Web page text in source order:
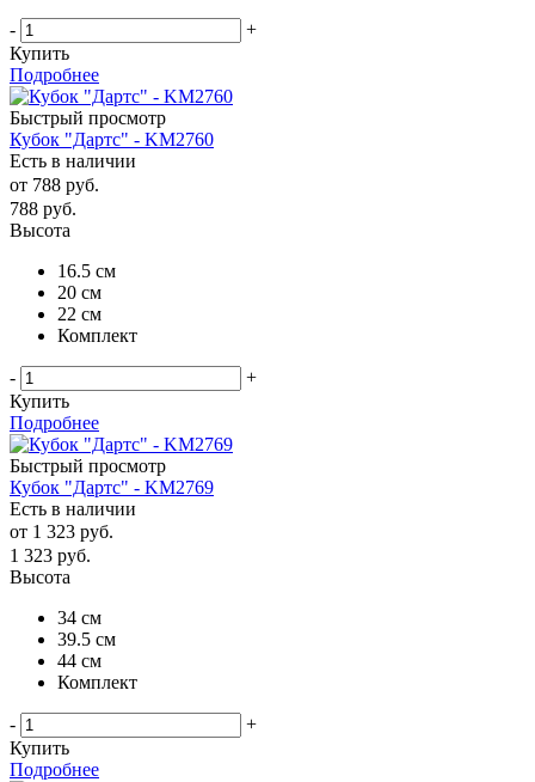
-
+
Купить
Подробнее
Быстрый просмотр
Кубок "Дартс" - KM2760
Есть в наличии
от 788 руб.
788 руб.
Высота
16.5 см
20 см
22 см
Комплект
-
+
Купить
Подробнее
Быстрый просмотр
Кубок "Дартс" - KM2769
Есть в наличии
от 1 323 руб.
1 323 руб.
Высота
34 см
39.5 см
44 см
Комплект
-
+
Купить
Подробнее